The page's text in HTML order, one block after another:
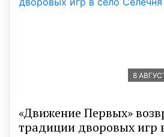
8
«Движение Первых»
традиции дворовых игр